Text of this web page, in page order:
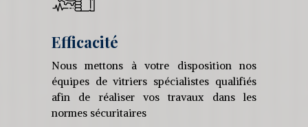
Efficacité
Nous mettons à votre disposition nos
équipes de vitriers spécialistes qualifiés
afin de réaliser vos travaux dans les
normes sécuritaires